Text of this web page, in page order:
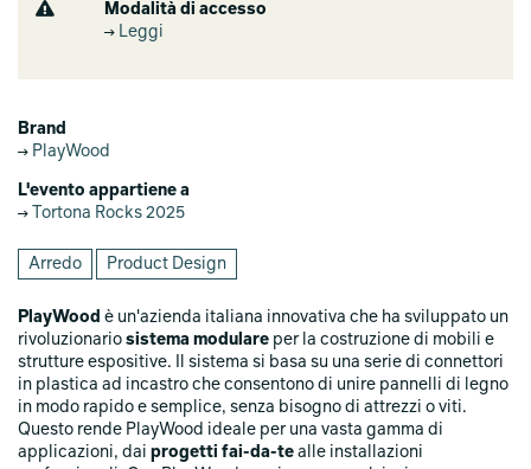
Modalità di accesso
Leggi
Brand
PlayWood
L'evento appartiene a
Tortona Rocks 2025
Arredo Product Design
PlayWood è un'azienda italiana innovativa che ha sviluppato un
rivoluzionario sistema modulare per la costruzione di mobili e
strutture espositive. Il sistema si basa su una serie di connettori
in plastica ad incastro che consentono di unire pannelli di legno
in modo rapido e semplice, senza bisogno di attrezzi o viti.
Questo rende PlayWood ideale per una vasta gamma di
applicazioni, dai progetti fai-da-te alle installazioni